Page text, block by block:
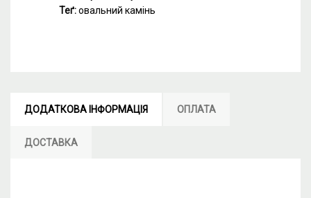
Теґ:овальний камінь
ДОДАТКОВА ІНФОРМАЦІЯ ОПЛАТА
ДОСТАВКА